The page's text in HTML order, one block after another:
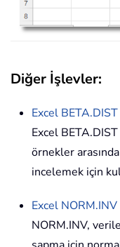
Diğer İşlevler:
Excel BETA.DIST
Excel
örnekler
incelemek için
Excel NORM.INV
NORM.INV,